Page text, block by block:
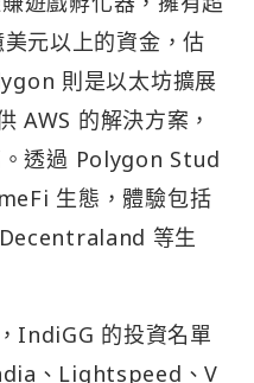
元以上的資金，估
則是以太坊擴展
AWS 的解決方案，
透過 Polygon Stud
生態，體驗包括
等生
IndiGG 的投資名單
、Lightspeed、V